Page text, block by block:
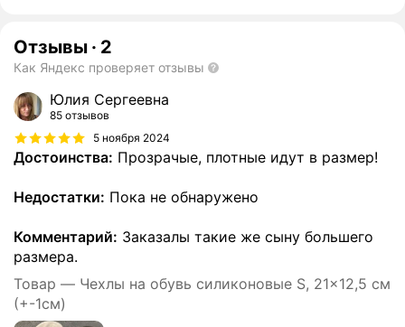
Отзывы · 2
Как Яндекс проверяет отзывы
Юлия Сергеевна
85 отзывов
5 ноября 2024
Достоинства: Прозрачые, плотные идут в размер!
Недостатки: Пока не обнаружено
Комментарий: Заказалы такие же сыну большего
размера.
Товар — Чехлы на обувь силиконовые S, 21x12,5 см
(+-1см)